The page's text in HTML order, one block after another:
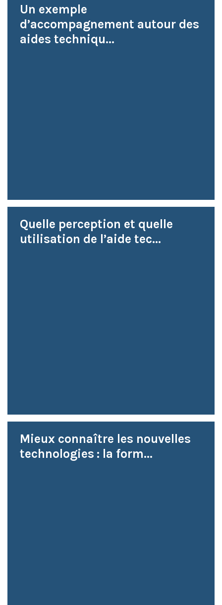
Un exemple
d’accompagnement autour des
aides techniqu...
Quelle perception et quelle
utilisation de l’aide tec...
Mieux connaître les nouvelles
technologies : la form...